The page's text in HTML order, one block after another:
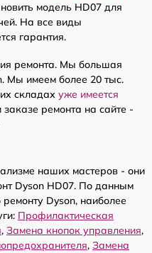
модель HD07 для
На все виды
гарантия.
ремонта. Мы большая
Мы имеем более 20 тыс.
складах уже имеется
заказе ремонта на сайте -
наших мастеров - они
Dyson HD07. По данным
Dyson, наиболее
Профилактическая
, Замена кнопок управления,
, Замена